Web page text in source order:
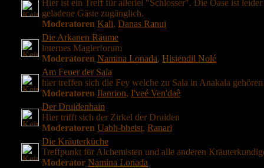
Hier ist ein Treff für allerlei "Schlosser". Die Oase ist
geladene Gäste zugänglich.
Moderatoren Kali, Danas Ranui
Die Arkanen Räume
internes Magierforum
Moderatoren Namina Lonada, Hisiendil Nolé
Am Feuer der Sala
hier treffen sich die Fey welche zu Sala in Anakala gehören
Moderatoren Ilanrion, I'veé Ven'daê
Der Druidenhain
Hier trifft sich der Zirkel der Druiden
Moderatoren Uabh-bheist, Ranari
Die Kräuterküche
Treffpunkt für Alchemisten und alle anderen
Moderator Namina Lonada